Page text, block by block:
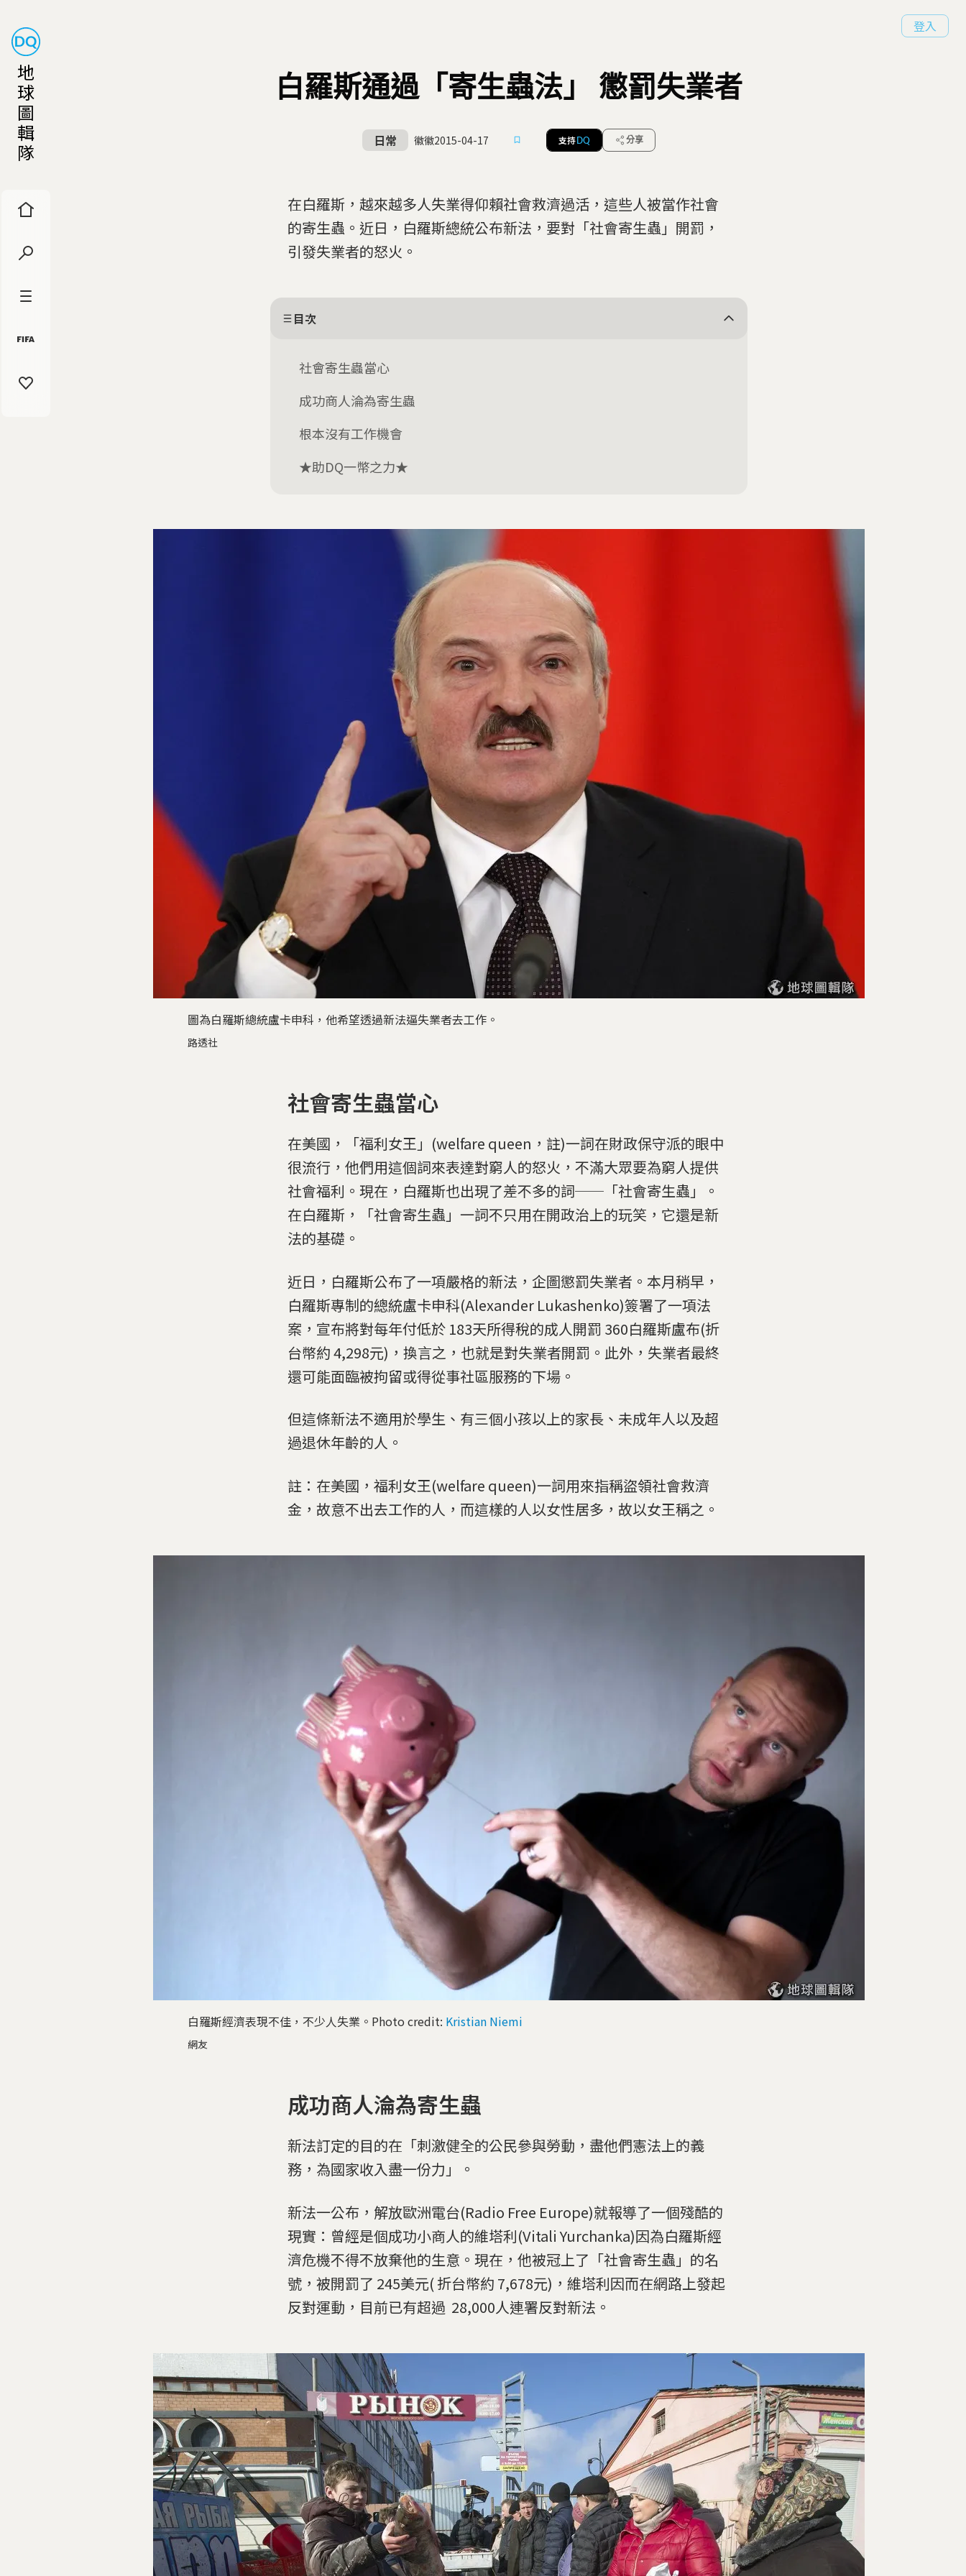
地
球
圖
輯
隊
登入
白羅斯通過「寄生蟲法」 懲罰失業者
日常 徽徽2015-04-17 支持 DQ 分享
在白羅斯，越來越多人失業得仰賴社會救濟過活，這些人被當作社會
的寄生蟲。近日，白羅斯總統公布新法，要對「社會寄生蟲」開罰，
引發失業者的怒火。
目次
社會寄生蟲當心
成功商人淪為寄生蟲
根本沒有工作機會
★助DQ一幣之力★
圖為白羅斯總統盧卡申科，他希望透過新法逼失業者去工作。
路透社
社會寄生蟲當心
在美國，「福利女王」(welfare queen，註)一詞在財政保守派的眼中
很流行，他們用這個詞來表達對窮人的怒火，不滿大眾要為窮人提供
社會福利。現在，白羅斯也出現了差不多的詞──「社會寄生蟲」。
在白羅斯，「社會寄生蟲」一詞不只用在開政治上的玩笑，它還是新
法的基礎。
近日，白羅斯公布了一項嚴格的新法，企圖懲罰失業者。本月稍早，
白羅斯專制的總統盧卡申科(Alexander Lukashenko)簽署了一項法
案，宣布將對每年付低於 183天所得稅的成人開罰 360白羅斯盧布(折
台幣約 4,298元)，換言之，也就是對失業者開罰。此外，失業者最終
還可能面臨被拘留或得從事社區服務的下場。
但這條新法不適用於學生、有三個小孩以上的家長、未成年人以及超
過退休年齡的人。
註：在美國，福利女王(welfare queen)一詞用來指稱盜領社會救濟
金，故意不出去工作的人，而這樣的人以女性居多，故以女王稱之。
白羅斯經濟表現不佳，不少人失業。Photo credit: Kristian Niemi
網友
成功商人淪為寄生蟲
新法訂定的目的在「刺激健全的公民參與勞動，盡他們憲法上的義
務，為國家收入盡一份力」。
新法一公布，解放歐洲電台(Radio Free Europe)就報導了一個殘酷的
現實：曾經是個成功小商人的維塔利(Vitali Yurchanka)因為白羅斯經
濟危機不得不放棄他的生意。現在，他被冠上了「社會寄生蟲」的名
號，被開罰了 245美元( 折台幣約 7,678元)，維塔利因而在網路上發起
反對運動，目前已有超過 28,000人連署反對新法。